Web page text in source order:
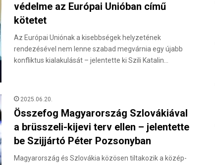
védelme az Európai Unióban című
kötetet
Az Európai Uniónak a kisebbségek helyzetének
rendezésével nem lenne szabad megvárnia egy újabb
konfliktus kialakulását – jelentette ki Szili Katalin…
2025.06.20.
Összefog Magyarország Szlovákiával
a brüsszeli-kijevi terv ellen – jelentette
be Szijjártó Péter Pozsonyban
Magyarország és Szlovákia közösen tiltakozik a közép-